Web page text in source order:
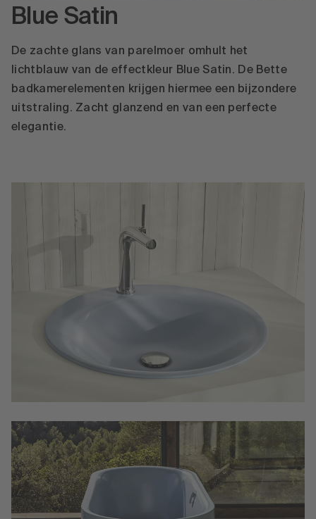
Blue Satin
De zachte glans van parelmoer omhult het
lichtblauw van de effectkleur Blue Satin. De Bette
badkamerelementen krijgen hiermee een bijzondere
uitstraling. Zacht glanzend en van een perfecte
elegantie.